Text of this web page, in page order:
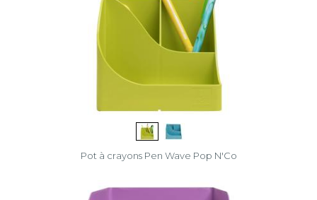
Pot à crayons Pen Wave Pop N'Co